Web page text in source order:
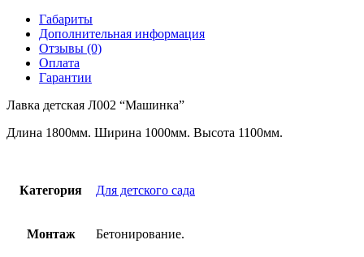
Габариты
Дополнительная информация
Отзывы (0)
Оплата
Гарантии
Лавка детская Л002 “Машинка”
Длина 1800мм. Ширина 1000мм. Высота 1100мм.
Категория Для детского сада
Монтаж Бетонирование.